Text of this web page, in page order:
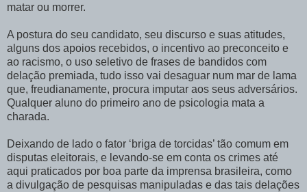
matar ou morrer.
A postura do seu candidato, seu discurso e suas atitudes,
alguns dos apoios recebidos, o incentivo ao preconceito e
ao racismo, o uso seletivo de frases de bandidos com
delação premiada, tudo isso vai desaguar num mar de lama
que, freudianamente, procura imputar aos seus adversários.
Qualquer aluno do primeiro ano de psicologia mata a
charada.
Deixando de lado o fator ‘briga de torcidas’ tão comum em
disputas eleitorais, e levando-se em conta os crimes até
aqui praticados por boa parte da imprensa brasileira, como
a divulgação de pesquisas manipuladas e das tais delações